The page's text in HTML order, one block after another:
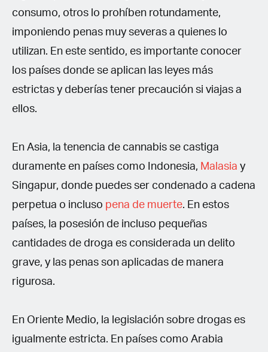
consumo, otros lo prohíben rotundamente,
imponiendo penas muy severas a quienes lo
utilizan. En este sentido, es importante conocer
los países donde se aplican las leyes más
estrictas y deberías tener precaución si viajas a
ellos.
En Asia, la tenencia de cannabis se castiga
duramente en países como Indonesia, Malasia y
Singapur, donde puedes ser condenado a cadena
perpetua o incluso pena de muerte. En estos
países, la posesión de incluso pequeñas
cantidades de droga es considerada un delito
grave, y las penas son aplicadas de manera
rigurosa.
En Oriente Medio, la legislación sobre drogas es
igualmente estricta. En países como Arabia